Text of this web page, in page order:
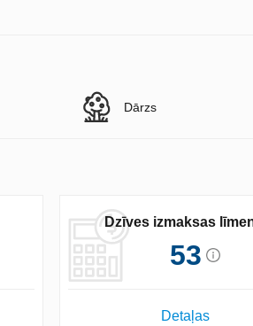
Dārzs
Dzīves izmaksas
53
Detaļas